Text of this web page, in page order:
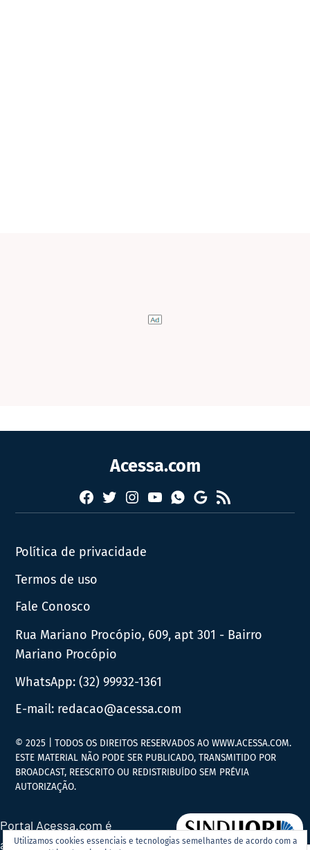
Acessa.com
Facebook
TwitterInstagram
YouTubeWhatsapp
Google
News
RSS
Política de privacidade
Termos de uso
Fale Conosco
Rua Mariano Procópio, 609, apt 301 - Bairro
Mariano Procópio
WhatsApp:(32) 99932-1361
E-mail: redacao@acessa.com
Utilizamos cookies essenciais e tecnologias semelhantes de acordo com a
© 2025 | TODOS OS DIREITOS RESERVADOS AO WWW.ACESSA.COM.
ESTE MATERIAL NÃO PODE SER PUBLICADO, TRANSMITIDO POR
BROADCAST, REESCRITO OU REDISTRIBUÍDO SEM PRÉVIA
AUTORIZAÇÃO.
Portal Acessa.com é
associado ao